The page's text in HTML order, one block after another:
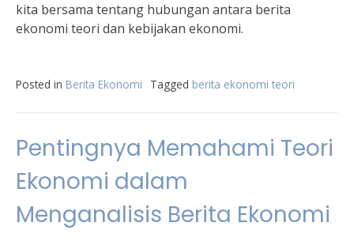
kita bersama tentang hubungan antara berita
ekonomi teori dan kebijakan ekonomi.
Posted in Berita Ekonomi Tagged berita ekonomi teori
Pentingnya Memahami Teori
Ekonomi dalam
Menganalisis Berita Ekonomi